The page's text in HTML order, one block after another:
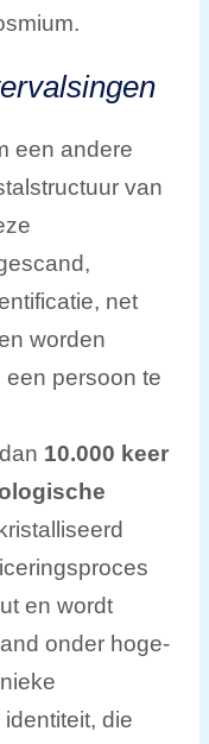
een andere
van
net
worden
een persoon te
10.000 keer
en wordt
onder hoge-
die